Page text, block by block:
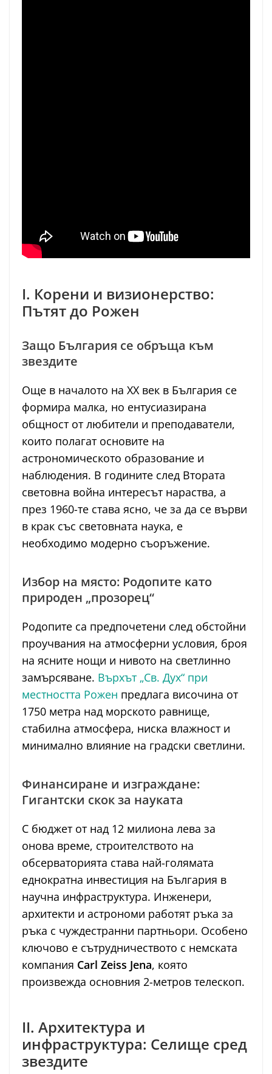
I. Корени и визионерство:
Пътят до Рожен
Защо България се обръща към
звездите
Още в началото на ХХ век в България се
формира малка, но ентусиазирана
общност от любители и преподаватели,
които полагат основите на
астрономическото образование и
наблюдения. В годините след Втората
световна война интересът нараства, а
през 1960-те става ясно, че за да се върви
в крак със световната наука, е
необходимо модерно съоръжение.
Избор на място: Родопите като
природен „прозорец“
Родопите са предпочетени след обстойни
проучвания на атмосферни условия, броя
на ясните нощи и нивото на светлинно
замърсяване. Върхът „Св. Дух“ при
местността Рожен предлага височина от
1750 метра над морското равнище,
стабилна атмосфера, ниска влажност и
минимално влияние на градски светлини.
Финансиране и изграждане:
Гигантски скок за науката
С бюджет от над 12 милиона лева за
онова време, строителството на
обсерваторията става най-голямата
еднократна инвестиция на България в
научна инфраструктура. Инженери,
архитекти и астрономи работят ръка за
ръка с чуждестранни партньори. Особено
ключово е сътрудничеството с немската
компания Carl Zeiss Jena, която
произвежда основния 2-метров телескоп.
II. Архитектура и
инфраструктура: Селище сред
звездите